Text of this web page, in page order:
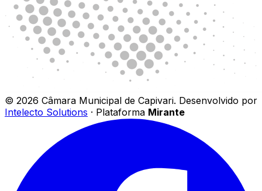
© 2026 Câmara Municipal de Capivari. Desenvolvido por
Intelecto Solutions · Plataforma Mirante